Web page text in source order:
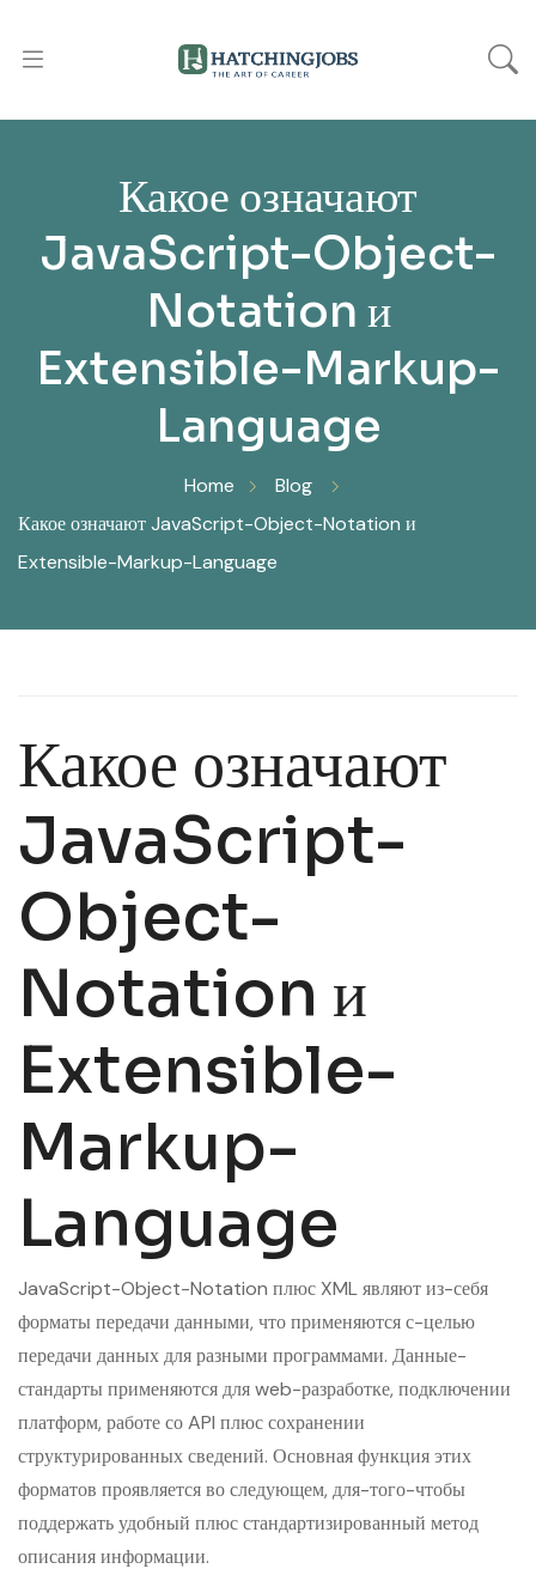
Какое означают
JavaScript-Object-
Notation и
Extensible-Markup-
Language
Home
Blog
Какое означают JavaScript-Object-Notation и
Extensible-Markup-Language
Какое означают
JavaScript-
Object-
Notation и
Extensible-
Markup-
Language
JavaScript-Object-Notation плюс XML являют из-себя
форматы передачи данными, что применяются с-целью
передачи данных для разными программами. Данные-
стандарты применяются для web-разработке, подключении
платформ, работе со API плюс сохранении
структурированных сведений. Основная функция этих
форматов проявляется во следующем, для-того-чтобы
поддержать удобный плюс стандартизированный метод
описания информации.